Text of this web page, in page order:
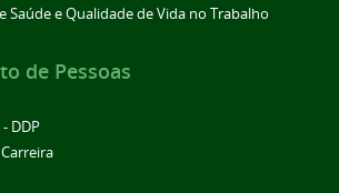
Saúde e Qualidade de Vida no Trabalho
de Pessoas
DDP